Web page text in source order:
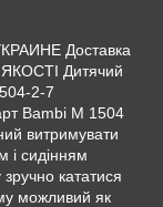
Доставка
ЯКОСТІ Дитячий
2-7
Bambi M 1504
витримувати
і сидінням
кататися
можливий як